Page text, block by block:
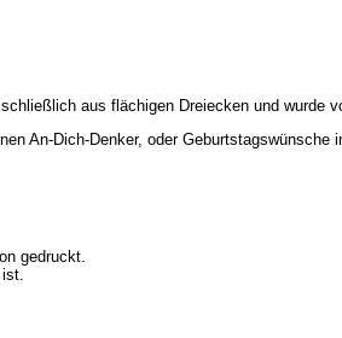
aus flächigen Dreiecken und wurde
An-Dich-Denker, oder Geburtstagswünsche
gedruckt.